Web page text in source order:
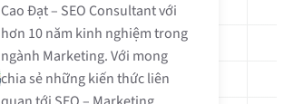
Cao Đạt – SEO Consultant với
hơn 10 năm kinh nghiệm trong
ngành Marketing. Với mong
chia sẻ những kiến thức liên